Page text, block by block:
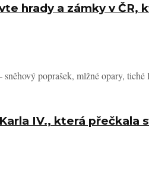
hrady a zámky v ČR,
poprašek, mlžné opary,
IV., která přečkala